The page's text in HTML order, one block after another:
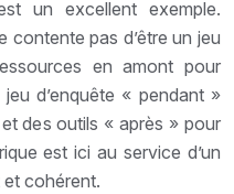
un excellent exemple.
contente pas d’être un jeu
en amont pour
d’enquête « pendant »
des outils « après » pour
est ici au service d’un
cohérent.